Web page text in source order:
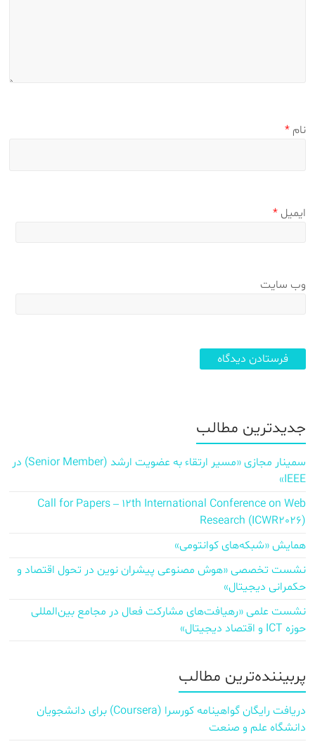
نام*
ایمیل*
وب‌ سایت
جدیدترین مطالب
سمینار مجازی «مسیر ارتقاء به عضویت ارشد (Senior Member) در
IEEE»
Call for Papers – 12th International Conference on Web
Research (ICWR2026)
همایش «شبکه‌های کوانتومی»
نشست تخصصی «هوش مصنوعی پیشران نوین در تحول اقتصاد و
حکمرانی دیجیتال»
نشست علمی «رهیافت‌های مشارکت فعال در مجامع بین‌المللی
حوزه ICT و اقتصاد دیجیتال»
پربیننده‌ترین مطالب
دریافت رایگان گواهینامه کورسرا (Coursera) برای دانشجویان
دانشگاه علم و صنعت